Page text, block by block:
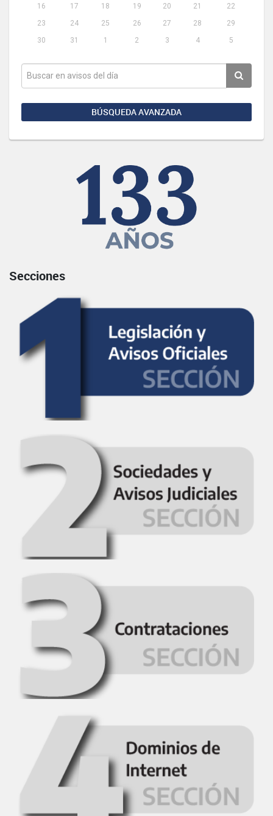
16
17 18 19 20 21
22
23
24 25 26 27 28
29
30
31 1 2 3 4 5
BÚSQUEDA AVANZADA
Secciones